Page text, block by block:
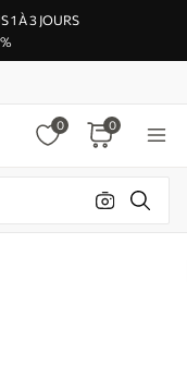
1 À 3 JOURS
0 0